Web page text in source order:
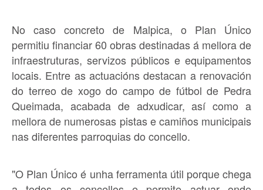
No caso concreto de Malpica, o Plan Único
permitiu financiar 60 obras destinadas á mellora de
infraestruturas, servizos públicos e equipamentos
locais. Entre as actuacións destacan a renovación
do terreo de xogo do campo de fútbol de Pedra
Queimada, acabada de adxudicar, así como a
mellora de numerosas pistas e camiños municipais
nas diferentes parroquias do concello.
"O Plan Único é unha ferramenta útil porque chega